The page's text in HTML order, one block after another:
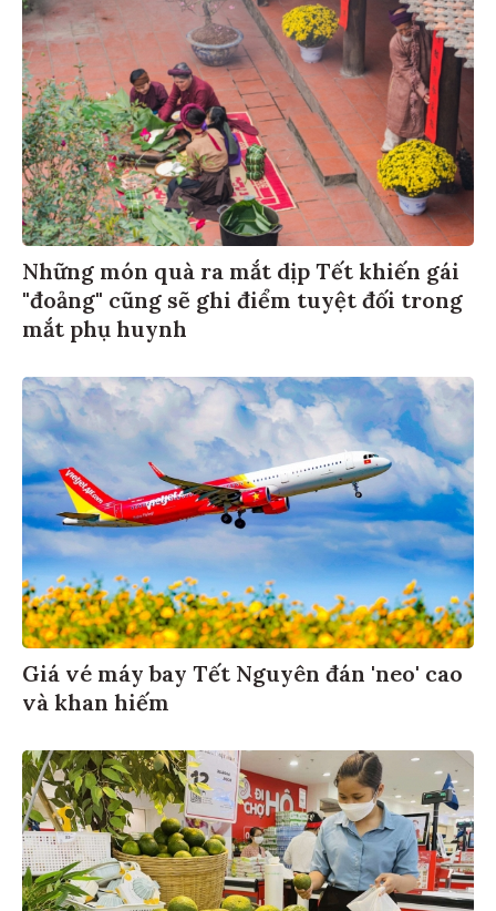
Những món quà ra mắt dịp Tết khiến gái
"đoảng" cũng sẽ ghi điểm tuyệt đối trong
mắt phụ huynh
Giá vé máy bay Tết Nguyên đán 'neo' cao
và khan hiếm